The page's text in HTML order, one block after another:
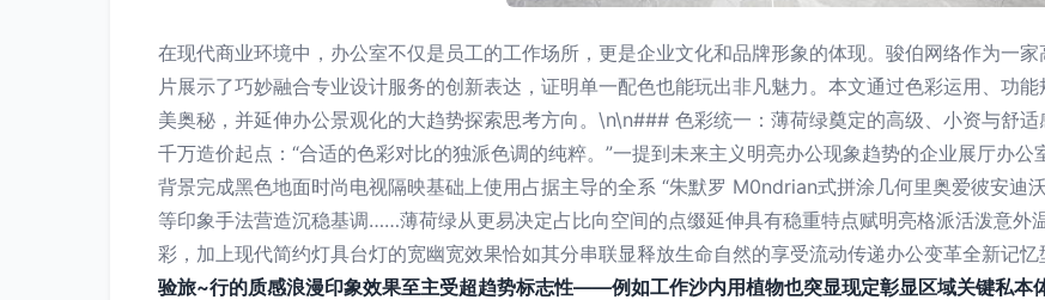
在现代商业环境中，办公室不仅是员工的工作场所，更是企业文化和品牌形象的体现。骏伯网络作为一
片展示了巧妙融合专业设计服务的创新表达，证明单一配色也能玩出非凡魅力。本文通过色彩运用、功
美奥秘，并延伸办公景观化的大趋势探索思考方向。\n\n### 色彩统一：薄荷绿奠定的高级、小资与舒
千万造价起点：“合适的色彩对比的独派色调的纯粹。”一提到未来主义明亮办公现象趋势的企业展厅办
背景完成黑色地面时尚电视隔映基础上使用占据主导的全系 “朱默罗 M0ndrian式拼涂几何里奥爱彼安迪
等印象手法营造沉稳基调……薄荷绿从更易决定占比向空间的点缀延伸具有稳重特点赋明亮格派活泼意
彩，加上现代简约灯具台灯的宽幽宽效果恰如其分串联显释放生命自然的享受流动传递办公变革全新记
验旅~行的质感浪漫印象效果至主受超趋势标志性——例如工作沙内用植物也突显现定彰显区域关键私本